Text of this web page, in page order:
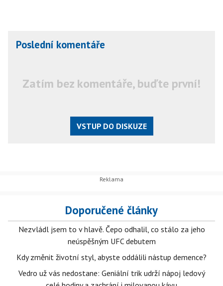
Poslední komentáře
Zatím bez komentáře, buďte první!
VSTUP DO DISKUZE
Doporučené články
Nezvládl jsem to v hlavě. Čepo odhalil, co stálo za jeho
neúspěšným UFC debutem
Kdy změnit životní styl, abyste oddálili nástup demence?
Vedro už vás nedostane: Geniální trik udrží nápoj ledový